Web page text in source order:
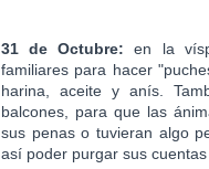
31 de Octubre:en la
familiares para hacer
harina, aceite y anís.
balcones, para que las
sus penas o tuvieran algo
así poder purgar sus